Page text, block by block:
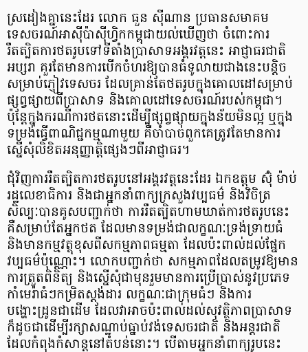
ស្រដៀងគ្នានេះដែរ លោក ធួន ស៊ីណាន ប្រធានសមាគម
ទេសចរណ៍អាស៊ីប៉ាស៊ីហ្វិកកម្ពុជាយល់ឃើញថា ចំពោះការ
រឹតត្បិតការថតរូបទៅទីតាំងប្រាសាទអង្គរវត្តនេះ អាជ្ញាធរជាតិ
អប្សរា គួរតែមានការបើកចំហរឱ្យបានធំទូលាយជាងនេះបន្តិច
សម្រាប់ភ្ញៀវទេសចរ ដែលគ្រាន់តែថតរូបក្នុងគោលដៅសម្រាប់
ផ្សព្វផ្សាយពីប្រាសាទ និងគោលដៅទេសចរណ៍របស់កម្ពុជា។
ប៉ុន្តែក្នុងករណីការថតនោះដើម្បីផ្សព្វផ្សាយក្នុងន័យមិនល្អ ឬក្នុង
ទម្រង់ធ្វើពាណិជ្ជកម្មណាមួយ គឺចាំបាច់ពួកគេត្រូវតែមានការ
ស្នើសុំលិខិតអនុញ្ញាត្តិផ្សេងៗពីអាជ្ញាធរ។
ជុំវិញការរឹតត្បិតការថតរូបនៅអង្គរវត្តនេះដែរ ឯកឧត្តម ស៊ុំ ម៉ាប់
រដ្ឋលេខាធិការ និងជាអ្នកនាំពាក្យក្រសួងវប្បធម៌ និងវិចិត្រ
សិល្បៈបានគូសបញ្ជាក់ថា ការរឹតត្បិតហាមឃាត់ការថតរូបនេះ
គឺសម្រាប់តែអ្នកថត ដែលមានទម្រង់ជាលក្ខណៈទ្រង់ទ្រាយធំ
និងមានកម្មវត្ថុខុសពីសកម្មភាពធម្មតា ដែលប៉ះពាល់ដល់ផ្នែក
វប្បធម៌ប៉ុណ្ណោះ។ លោកបញ្ជាក់ថា សកម្មភាពដែលតម្រូវឱ្យមាន
ការត្រួតពិនិត្យ និងស្នើសុំជាមុនរួមមានការប្រើប្រាស់នូវប្រភេទ
កាំមេរ៉ាធំៗកម្រិតស្តង់ដារ លក្ខណៈជាក្រុមធំៗ និងការ
បង្ហោះដ្រូនជាដើម ដែលវាអាចប៉ះពាល់ដល់សុវត្ថិភាពប្រាសាទ
ក៏ដូចជាដើម្បីរក្សាសណ្ឋាប់ធ្នាប់វង់ទេសចរជាតិ និងអន្តរជាតិ
ដែលកំពុងកំសាន្តនៅតំបន់នោះ។ បើតាមអ្នកនាំពាក្យរូបនេះ